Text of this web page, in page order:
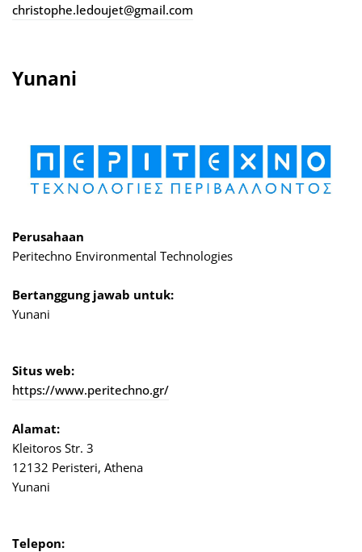
christophe.ledoujet@gmail.com
Yunani
Perusahaan
Peritechno Environmental Technologies
Bertanggung jawab untuk:
Yunani
Situs web:
https://www.peritechno.gr/
Alamat:
Kleitoros Str. 3
12132 Peristeri, Athena
Yunani
Telepon: